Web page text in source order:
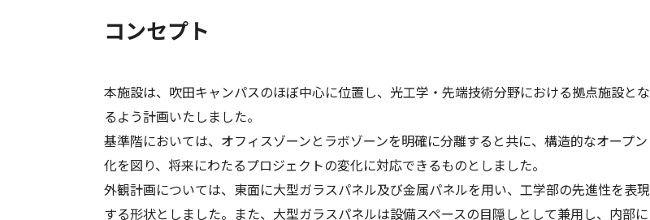
コンセプト
本施設は、吹田キャンパスのほぼ中心に位置し、光工学・先端技術分野における拠点施設とな
るよう計画いたしました。
基準階においては、オフィスゾーンとラボゾーンを明確に分離すると共に、構造的なオープン
化を図り、将来にわたるプロジェクトの変化に対応できるものとしました。
外観計画については、東面に大型ガラスパネル及び金属パネルを用い、工学部の先進性を表現
する形状としました。また、大型ガラスパネルは設備スペースの目隠しとして兼用し、内部に